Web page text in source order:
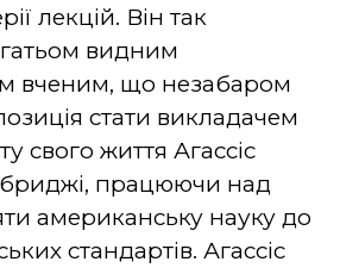
лекцій. Він так
видним
вченим, що незабаром
стати викладачем
свого життя Агассіс
працюючи над
американську науку до
стандартів. Агассіс